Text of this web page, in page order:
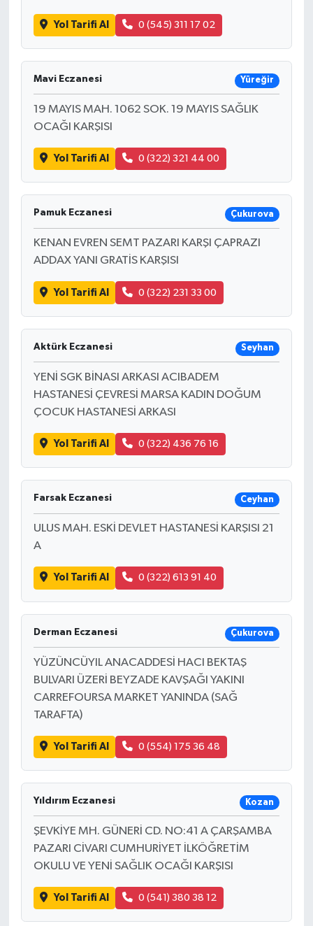
Yol Tarifi Al 0 (545) 311 17 02
Mavi Eczanesi Yüreğir
19 MAYIS MAH. 1062 SOK. 19 MAYIS SAĞLIK
OCAĞI KARŞISI
Yol Tarifi Al 0 (322) 321 44 00
Pamuk Eczanesi Çukurova
KENAN EVREN SEMT PAZARI KARŞI ÇAPRAZI
ADDAX YANI GRATİS KARŞISI
Yol Tarifi Al 0 (322) 231 33 00
Aktürk Eczanesi Seyhan
YENİ SGK BİNASI ARKASI ACIBADEM
HASTANESİ ÇEVRESİ MARSA KADIN DOĞUM
ÇOCUK HASTANESİ ARKASI
Yol Tarifi Al 0 (322) 436 76 16
Farsak Eczanesi Ceyhan
ULUS MAH. ESKİ DEVLET HASTANESİ KARŞISI 21
A
Yol Tarifi Al 0 (322) 613 91 40
Derman Eczanesi Çukurova
YÜZÜNCÜYIL ANACADDESİ HACI BEKTAŞ
BULVARI ÜZERİ BEYZADE KAVŞAĞI YAKINI
CARREFOURSA MARKET YANINDA (SAĞ
TARAFTA)
Yol Tarifi Al 0 (554) 175 36 48
Yıldırım Eczanesi Kozan
ŞEVKİYE MH. GÜNERİ CD. NO:41 A ÇARŞAMBA
PAZARI CİVARI CUMHURİYET İLKÖĞRETİM
OKULU VE YENİ SAĞLIK OCAĞI KARŞISI
Yol Tarifi Al 0 (541) 380 38 12